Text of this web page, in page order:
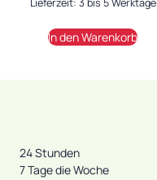
Lieferzeit: 3 bis 5 Werktage
In den Warenkorb
24 Stunden
7 Tage die Woche